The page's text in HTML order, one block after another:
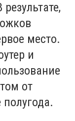
место.
и
от
полугода.